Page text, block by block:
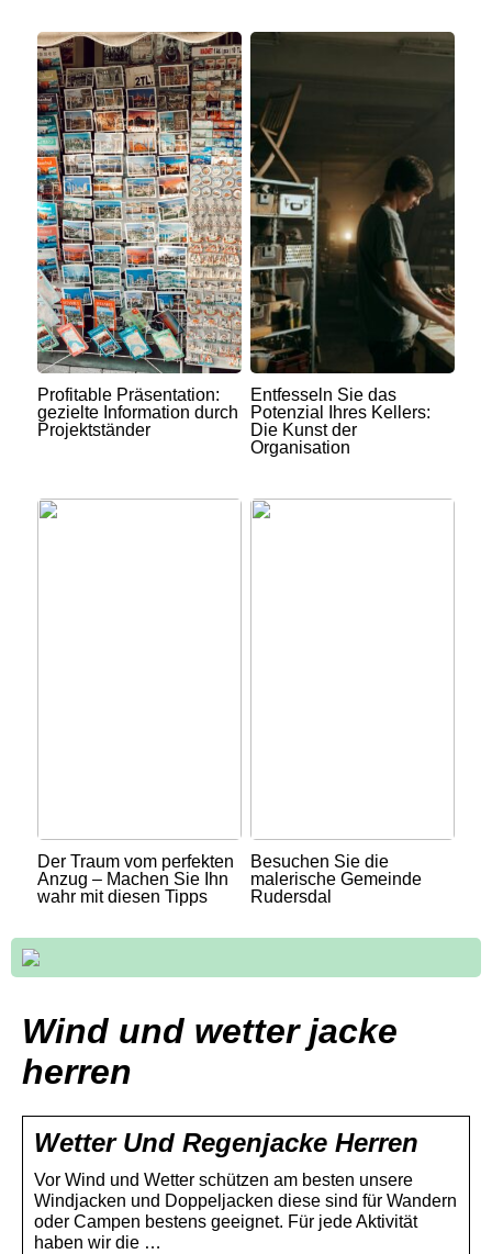
Profitable Präsentation:
gezielte Information durch
Projektständer
Entfesseln Sie das
Potenzial Ihres Kellers:
Die Kunst der
Organisation
Der Traum vom perfekten
Anzug – Machen Sie Ihn
wahr mit diesen Tipps
Besuchen Sie die
malerische Gemeinde
Rudersdal
Wind und wetter jacke
herren
Wetter Und Regenjacke Herren
Vor Wind und Wetter schützen am besten unsere
Windjacken und Doppeljacken diese sind für Wandern
oder Campen bestens geeignet. Für jede Aktivität
haben wir die …